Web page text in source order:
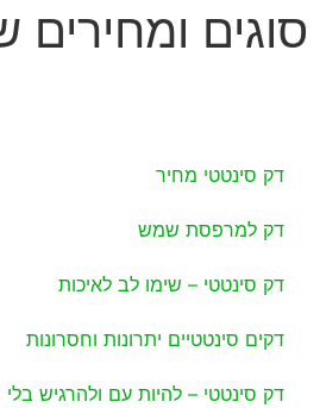
סוגים ומחירים
דק סינטטי מחיר
דק למרפסת שמש
דק סינטטי – שימו לב לאיכות
דקים סינטטיים יתרונות וחסרונות
דק סינטטי – להיות עם ולהרגיש בלי